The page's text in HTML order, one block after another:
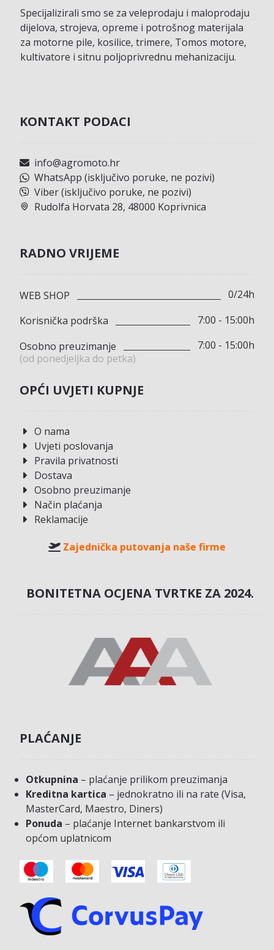
Specijalizirali smo se za veleprodaju i maloprodaju
dijelova, strojeva, opreme i potrošnog materijala
za motorne pile, kosilice, trimere, Tomos motore,
kultivatore i sitnu poljoprivrednu mehanizaciju.
KONTAKT PODACI
info@agromoto.hr
WhatsApp (isključivo poruke, ne pozivi)
Viber (isključivo poruke, ne pozivi)
Rudolfa Horvata 28, 48000 Koprivnica
RADNO VRIJEME
WEB SHOP
0/24h
Korisnička podrška
7:00 - 15:00h
Osobno preuzimanje
(od ponedjeljka do petka)
7:00 - 15:00h
OPĆI UVJETI KUPNJE
O nama
Uvjeti poslovanja
Pravila privatnosti
Dostava
Osobno preuzimanje
Način plaćanja
Reklamacije
Zajednička putovanja naše firme
BONITETNA OCJENA TVRTKE ZA 2024.
PLAĆANJE
Otkupnina – plaćanje prilikom preuzimanja
Kreditna kartica – jednokratno ili na rate (Visa,
MasterCard, Maestro, Diners)
Ponuda – plaćanje Internet bankarstvom ili
općom uplatnicom